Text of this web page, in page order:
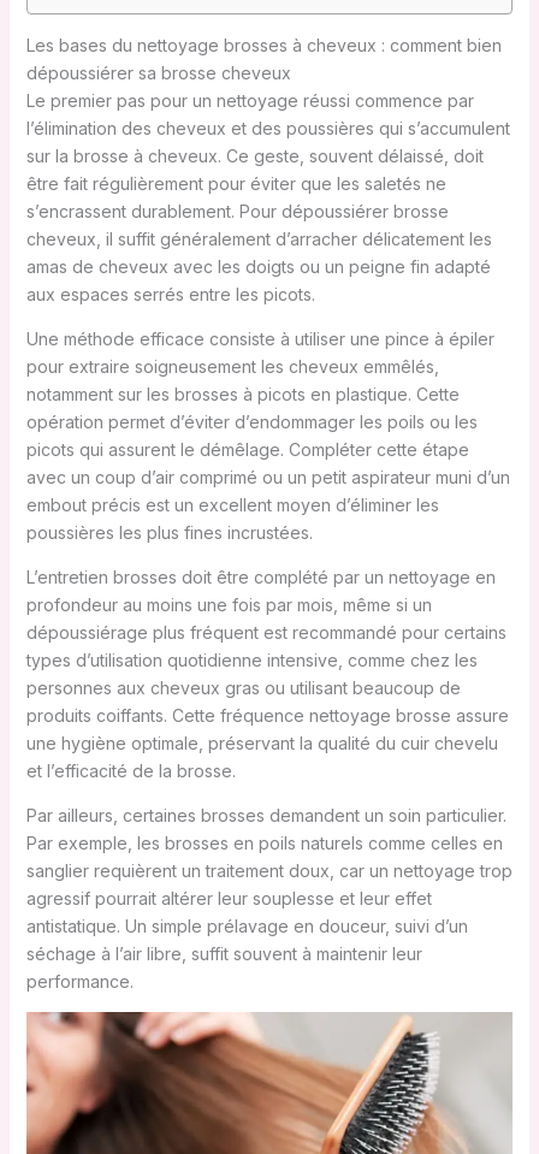
Les bases du nettoyage brosses à cheveux : comment bien
dépoussiérer sa brosse cheveux
Le premier pas pour un nettoyage réussi commence par
l’élimination des cheveux et des poussières qui s’accumulent
sur la brosse à cheveux. Ce geste, souvent délaissé, doit
être fait régulièrement pour éviter que les saletés ne
s’encrassent durablement. Pour dépoussiérer brosse
cheveux, il suffit généralement d’arracher délicatement les
amas de cheveux avec les doigts ou un peigne fin adapté
aux espaces serrés entre les picots.
Une méthode efficace consiste à utiliser une pince à épiler
pour extraire soigneusement les cheveux emmêlés,
notamment sur les brosses à picots en plastique. Cette
opération permet d’éviter d’endommager les poils ou les
picots qui assurent le démêlage. Compléter cette étape
avec un coup d’air comprimé ou un petit aspirateur muni d’un
embout précis est un excellent moyen d’éliminer les
poussières les plus fines incrustées.
L’entretien brosses doit être complété par un nettoyage en
profondeur au moins une fois par mois, même si un
dépoussiérage plus fréquent est recommandé pour certains
types d’utilisation quotidienne intensive, comme chez les
personnes aux cheveux gras ou utilisant beaucoup de
produits coiffants. Cette fréquence nettoyage brosse assure
une hygiène optimale, préservant la qualité du cuir chevelu
et l’efficacité de la brosse.
Par ailleurs, certaines brosses demandent un soin particulier.
Par exemple, les brosses en poils naturels comme celles en
sanglier requièrent un traitement doux, car un nettoyage trop
agressif pourrait altérer leur souplesse et leur effet
antistatique. Un simple prélavage en douceur, suivi d’un
séchage à l’air libre, suffit souvent à maintenir leur
performance.